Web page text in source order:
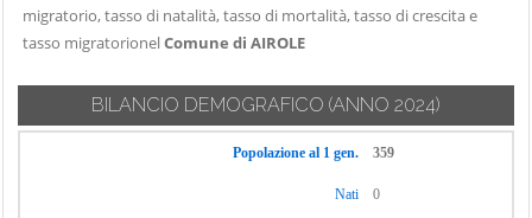
migratorio, tasso di natalità, tasso di mortalità, tasso di crescita e
tasso migratorionelComune di AIROLE
BILANCIO DEMOGRAFICO (ANNO 2024)
Popolazione al 1 gen. 359
Nati 0